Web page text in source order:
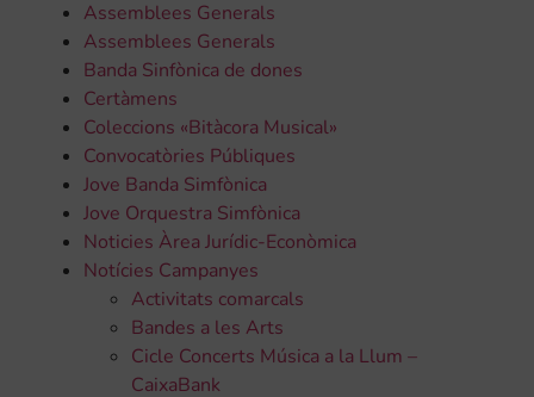
Assemblees Generals
Assemblees Generals
Banda Sinfònica de dones
Certàmens
Coleccions «Bitàcora Musical»
Convocatòries Públiques
Jove Banda Simfònica
Jove Orquestra Simfònica
Noticies Àrea Jurídic-Econòmica
Notícies Campanyes
Activitats comarcals
Bandes a les Arts
Cicle Concerts Música a la Llum –
CaixaBank